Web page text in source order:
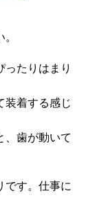
ったりはまり
装着する感じ
、歯が動いて
です。仕事に